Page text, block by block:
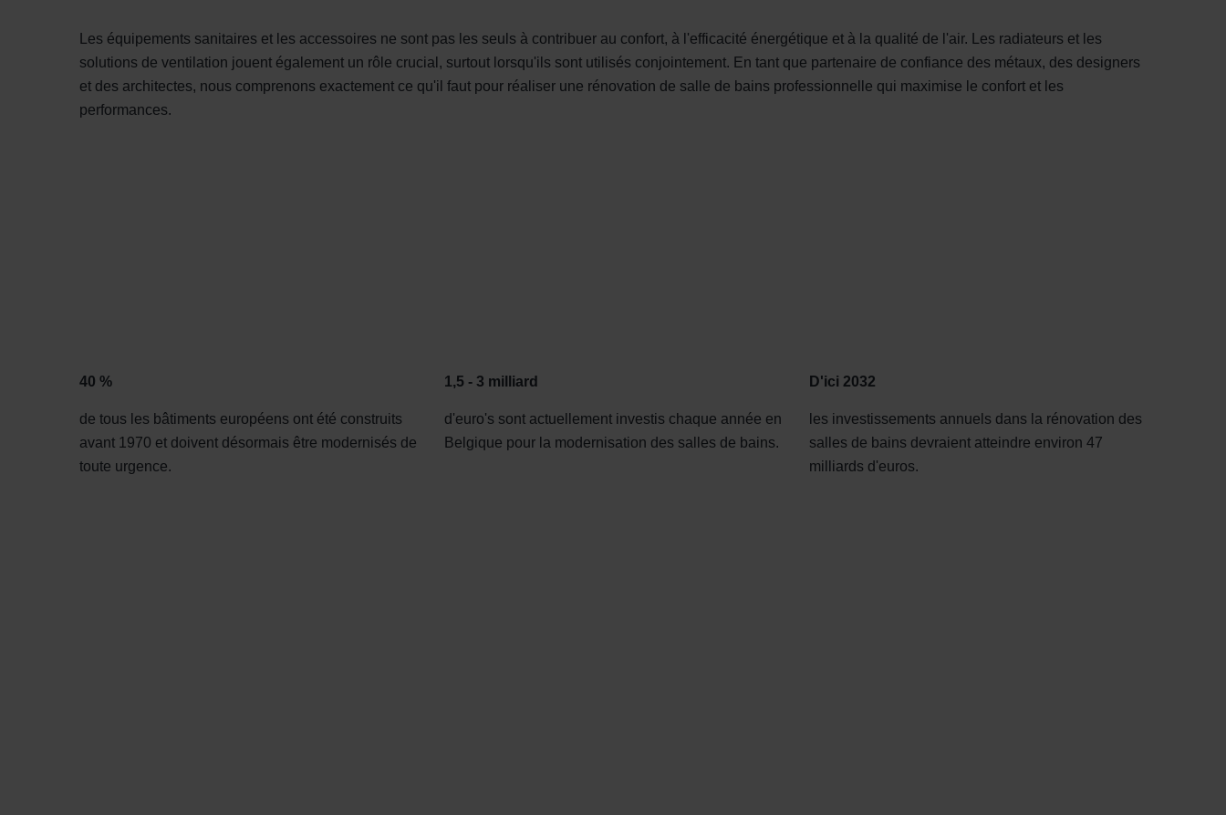
Les équipements sanitaires et les accessoires ne sont pas les seuls à contribuer au confort, à l'efficacité énergétique et à la qualité de l'air. Les radiateurs et les
solutions de ventilation jouent également un rôle crucial, surtout lorsqu'ils sont utilisés conjointement. En tant que partenaire de confiance des métaux, des designers
et des architectes, nous comprenons exactement ce qu'il faut pour réaliser une rénovation de salle de bains professionnelle qui maximise le confort et les
performances.
40 %
de tous les bâtiments européens ont été construits
avant 1970 et doivent désormais être modernisés de
toute urgence.
1,5 - 3 milliard
d'euro's sont actuellement investis chaque année en
Belgique pour la modernisation des salles de bains.
D'ici 2032
les investissements annuels dans la rénovation des
salles de bains devraient atteindre environ 47
milliards d'euros.